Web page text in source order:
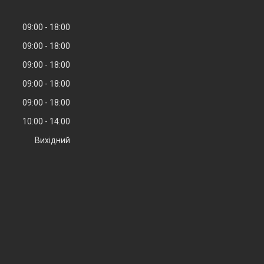
09:00
18:00
09:00
18:00
09:00
18:00
09:00
18:00
09:00
18:00
10:00
14:00
Вихідний